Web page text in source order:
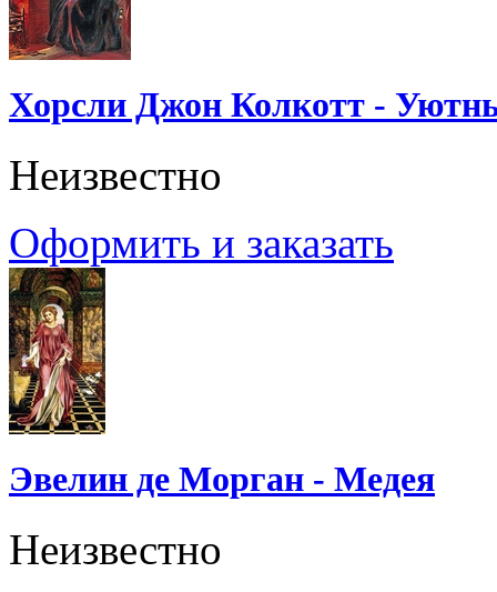
Хорсли Джон Колкотт -
Неизвестно
Оформить и заказать
Эвелин де Морган - Медея
Неизвестно